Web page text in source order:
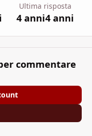
Ultima risposta
4 anni4 anni
commentare